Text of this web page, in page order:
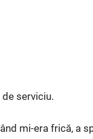
serviciu.
mi-era frică, a